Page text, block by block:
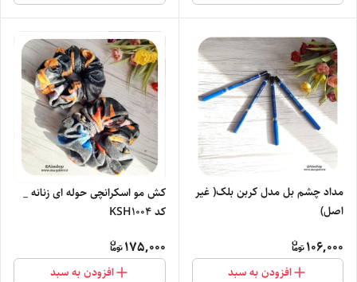
مداد چشم بل مدل کربن بلک( غیر
اصل)
106,000
افزودن به سبد
کش مو اسکرانچی حوله ای زنانه _
کد KSH1004
175,000
افزودن به سبد